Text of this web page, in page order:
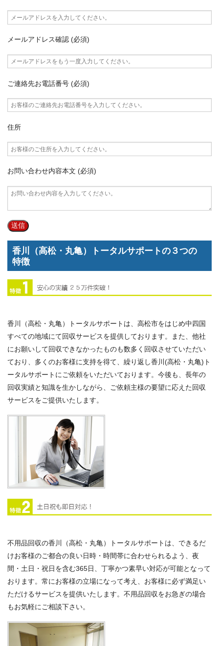
メールアドレス確認 (必須)
ご連絡先お電話番号 (必須)
住所
お問い合わせ内容本文 (必須)
香川（高松・丸亀）トータルサポートの３つの
特徴
香川（高松・丸亀）トータルサポートは、高松市をはじめ中四国
すべての地域にて回収サービスを提供しております。また、他社
にお願いして回収できなかったものも数多く回収させていただい
ており、多くのお客様に支持を得て、繰り返し香川(高松・丸亀)ト
ータルサポートにご依頼をいただいております。今後も、長年の
回収実績と知識を生かしながら、ご依頼主様の要望に応えた回収
サービスをご提供いたします。
不用品回収の香川（高松・丸亀）トータルサポートは、できるだ
けお客様のご都合の良い日時・時間帯に合わせられるよう、夜
間・土日・祝日を含む365日、丁寧かつ素早い対応が可能となって
おります。常にお客様の立場になって考え、お客様に必ず満足い
ただけるサービスを提供いたします。不用品回収をお急ぎの場合
もお気軽にご相談下さい。